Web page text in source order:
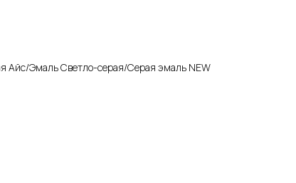
Айс/Эмаль Светло-серая/Серая эмаль NEW